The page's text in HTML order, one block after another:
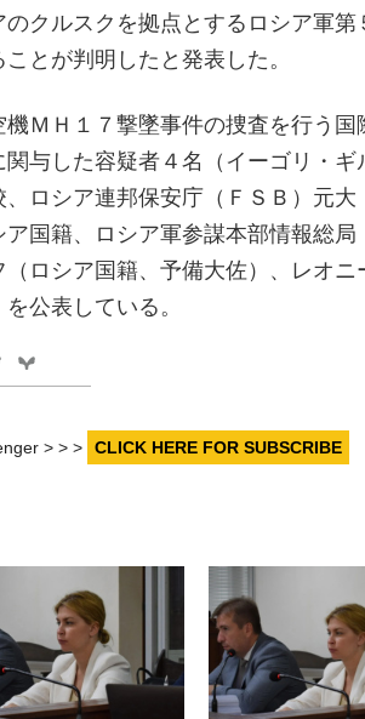
クルスクを拠点とするロシア軍第
とが判明したと発表した。
ＭＨ１７撃墜事件の捜査を行う国
与した容疑者４名（イーゴリ・ギ
ロシア連邦保安庁（ＦＳＢ）元大
国籍、ロシア軍参謀本部情報総局
ロシア国籍、予備大佐）、レオニ
公表している。
> > > CLICK HERE FOR SUBSCRIBE